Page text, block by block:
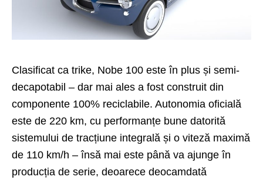
Clasificat ca trike, Nobe 100 este în plus și semi-
decapotabil – dar mai ales a fost construit din
componente 100% reciclabile. Autonomia oficială
este de 220 km, cu performanțe bune datorită
sistemului de tracțiune integrală și o viteză maximă
de 110 km/h – însă mai este până va ajunge în
producția de serie, deoarece deocamdată